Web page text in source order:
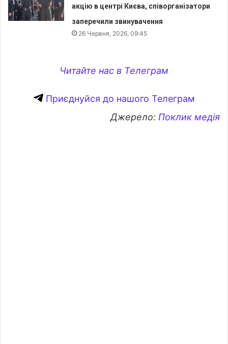
акцію в центрі Києва, співорганізатори
заперечили звинувачення
26 Червня, 2026, 09:45
Читайте нас в Телеграм
Приєднуйся до нашого Телеграм
Джерело: Поклик медія